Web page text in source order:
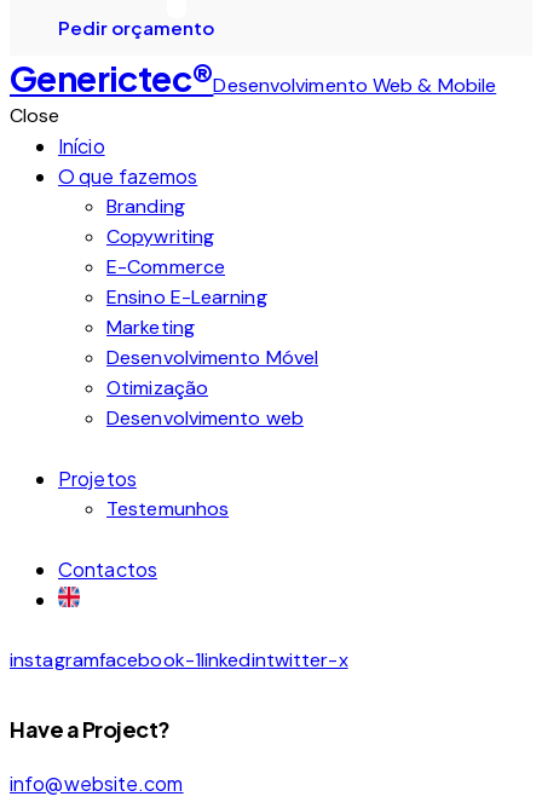
Pedir orçamento
Generictec®Desenvolvimento Web & Mobile
Close
Início
O que fazemos
Branding
Copywriting
E-Commerce
Ensino E-Learning
Marketing
Desenvolvimento Móvel
Otimização
Desenvolvimento web
Projetos
Testemunhos
Contactos
instagramfacebook-1linkedintwitter-x
Have a Project?
info@website.com